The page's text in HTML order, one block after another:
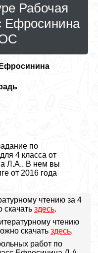
Рабочая
Ефросинина
Ефросинина
по
4 класса от
Л.А.. В нем вы
от 2016 года
чтению за 4
здесь.
чтению
скачать здесь.
работ по